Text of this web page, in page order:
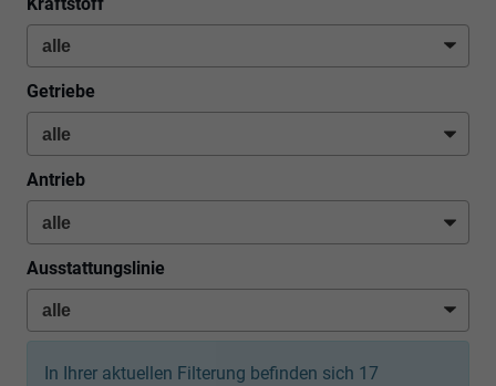
Getriebe
Antrieb
Ausstattungslinie
In Ihrer aktuellen Filterung befinden sich 17